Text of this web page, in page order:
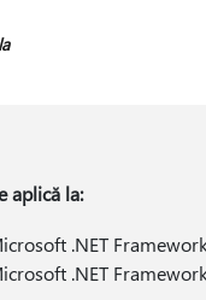
aplică la:
.NET
.NET